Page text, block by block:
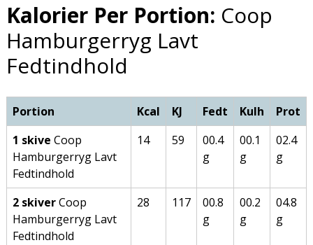
Kalorier Per Portion: Coop
Hamburgerryg Lavt
Fedtindhold
Portion Kcal KJ Fedt Kulh
Prot
1 skive Coop
Hamburgerryg Lavt
Fedtindhold
14 59
00.4
g
00.1
g
02.4
g
2 skiverCoop
Hamburgerryg Lavt
Fedtindhold
28 117
00.8
g
00.2
g
04.8
g